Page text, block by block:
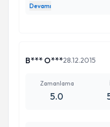
SÜRERDİ.BAZEN
AMELİYATTAN
ŞEKİLDE BU
Devamı
B*** O***28.12.2015
Zamanlama
5.0